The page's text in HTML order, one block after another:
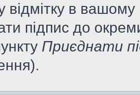
відмітку в
підпис до
Приєднати